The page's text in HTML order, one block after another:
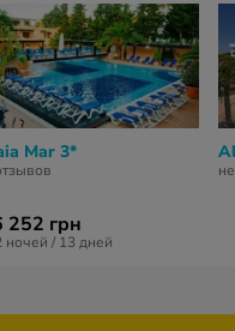
Mar 3*
252 грн
ночей / 13 дней